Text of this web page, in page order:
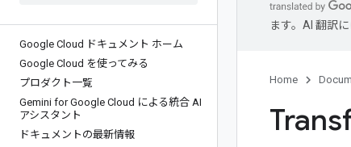
Google Cloud ドキュメント ホーム
Google Cloud を使ってみる
プロダクト一覧
Gemini for Google Cloud による統合 AI
アシスタント
ドキュメントの最新情報
ます。AI 翻訳
Home